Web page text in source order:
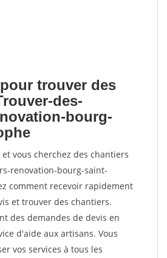
trouver des
des-
bourg-
vous cherchez des chantiers
renovation-bourg-saint-
comment recevoir rapidement
et trouver des chantiers.
des demandes de devis en
d'aide aux artisans. Vous
vos services à tous les